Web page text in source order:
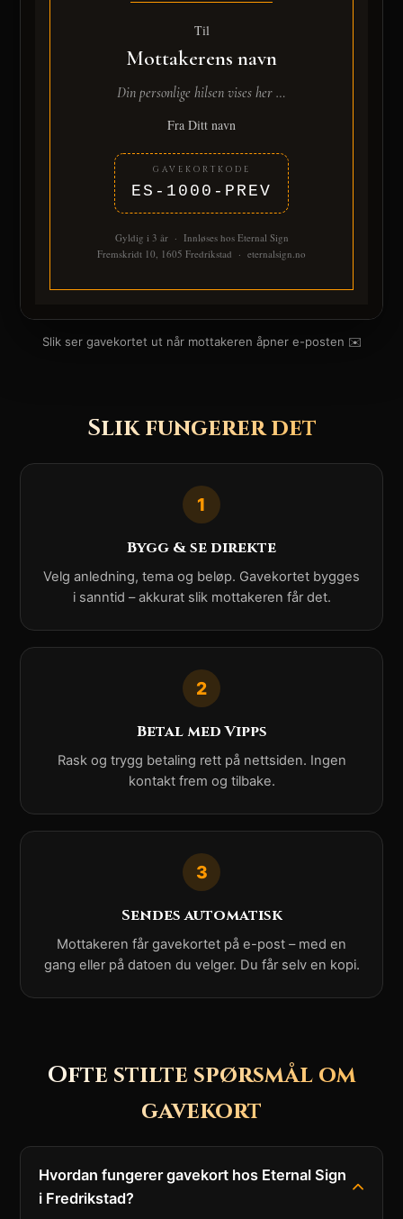
Til
Mottakerens navn
Din personlige hilsen vises her …
Fra Ditt navn
GAVEKORTKODE
ES-1000-PREV
Gyldig i 3 år · Innløses hos Eternal Sign
Fremskridt 10, 1605 Fredrikstad · eternalsign.no
Slik ser gavekortet ut når mottakeren åpner e-posten ✉️
Slik fungerer det
1
Bygg & se direkte
Velg anledning, tema og beløp. Gavekortet bygges
i sanntid – akkurat slik mottakeren får det.
2
Betal med Vipps
Rask og trygg betaling rett på nettsiden. Ingen
kontakt frem og tilbake.
3
Sendes automatisk
Mottakeren får gavekortet på e-post – med en
gang eller på datoen du velger. Du får selv en kopi.
Ofte stilte spørsmål om
gavekort
Hvordan fungerer gavekort hos Eternal Sign
i Fredrikstad?